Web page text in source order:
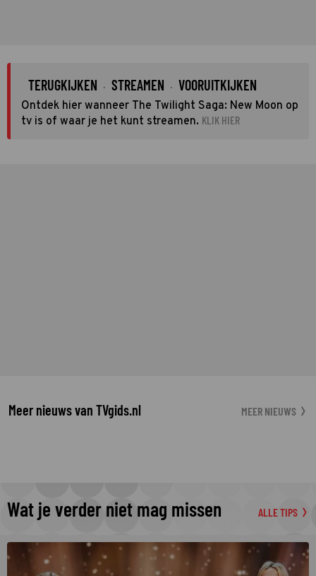
TERUGKIJKEN · STREAMEN · VOORUITKIJKEN
Ontdek hier wanneer The Twilight Saga: New Moon op
tv is of waar je het kunt streamen. KLIK HIER
Meer nieuws van TVgids.nl MEER NIEUWS
Wat je verder niet mag missen ALLE TIPS